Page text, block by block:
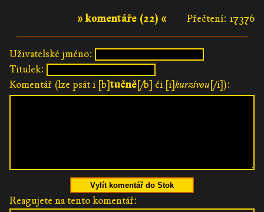
Přečtení: 17376
» komentáře (22) «
Uživatelské jméno:
Titulek:
Komentář (lze psát i [b]tučně[/b] či [i]kurzívou[/i]):
Vylít komentář do Stok
Reagujete na tento komentář: